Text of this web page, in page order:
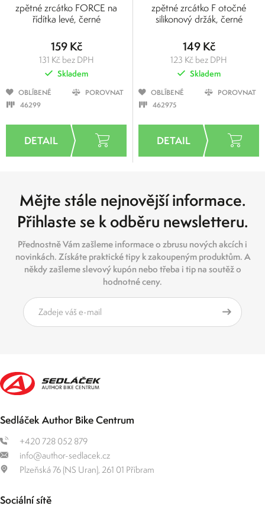
zpětné zrcátko FORCE na
řídítka levé, černé
159 Kč
131 Kč bez DPH
Skladem
OBLÍBENÉ
POROVNAT
46299
zpětné zrcátko F otočné
silikonový držák, černé
149 Kč
123 Kč bez DPH
Skladem
OBLÍBENÉ
POROVNAT
462975
Mějte stále nejnovější informace.
Přihlaste se k odběru newsletteru.
Přednostně Vám zašleme informace o zbrusu nových akcích i
novinkách. Získáte praktické tipy k zakoupeným produktům. A
někdy zašleme slevový kupón nebo třeba i tip na soutěž o
hodnotné ceny.
Sedláček Author Bike Centrum
+420 728 052 879
info@author-sedlacek.cz
Plzeňská 76 (NS Uran), 261 01 Příbram
Sociální sítě